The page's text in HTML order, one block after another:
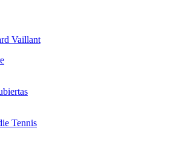
Vaillant
Tennis